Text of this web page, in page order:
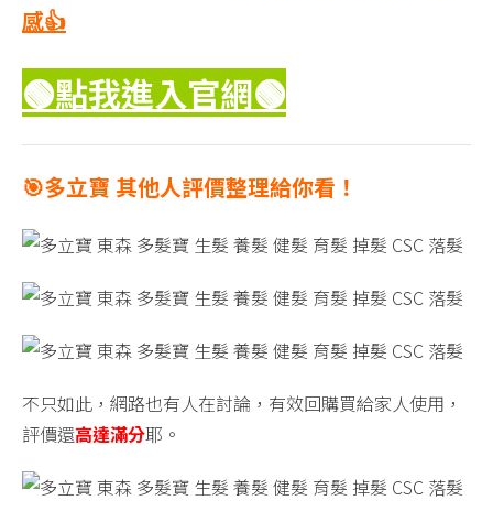
感👍
🟢點我進入官網🟢
🎯多立寶 其他人評價整理給你看！
不只如此，網路也有人在討論，有效回購買給家人使用，
評價還高達滿分耶。